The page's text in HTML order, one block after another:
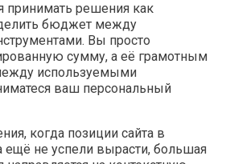
принимать решения как
бюджет между
Вы просто
сумму, а её грамотным
используемыми
ваш персональный
когда позиции сайта в
ещё не успели вырасти, большая